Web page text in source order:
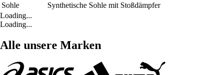
Sohle
Synthetische Sohle mit Stoßdämpfer
Loading...
Loading...
Alle unsere Marken